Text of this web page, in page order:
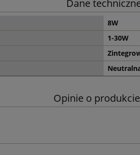
Dane
8W
1-30W
Opinie o